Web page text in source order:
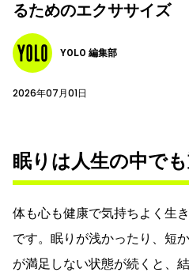
るためのエクササイズ
YOLO 編集部
2026年07月01日
眠りは人生の中で
体も心も健康で気持ちよく生
です。眠りが浅かったり、短
が満足しない状態が続くと、